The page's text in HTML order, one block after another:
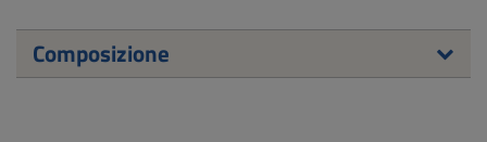
Composizione